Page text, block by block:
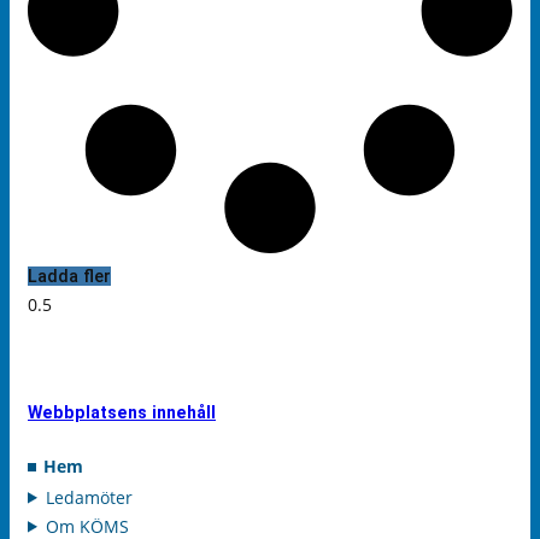
Ladda fler
Webbplatsens innehåll
Hem
Ledamöter
Om KÖMS